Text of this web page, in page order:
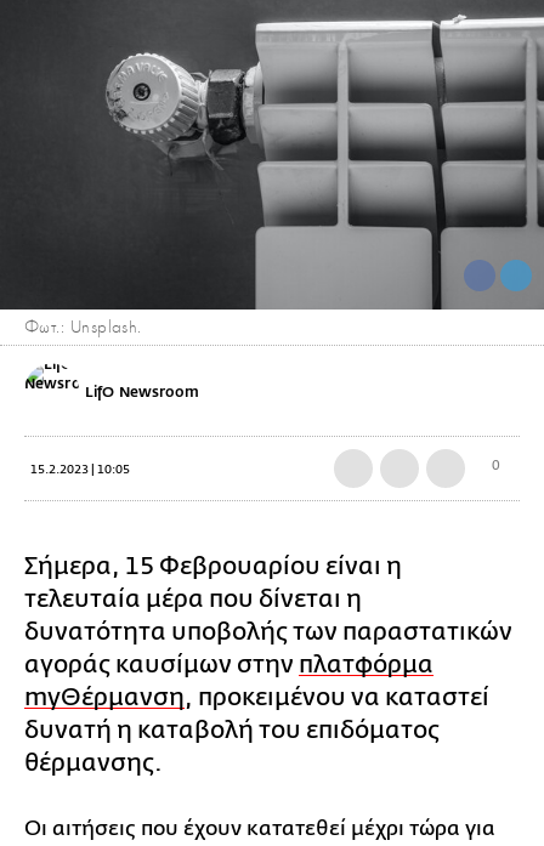
Φωτ.: Unsplash.
LifO Newsroom
15.2.2023 | 10:05 0
Σήμερα, 15 Φεβρουαρίου είναι η
τελευταία μέρα που δίνεται η
δυνατότητα υποβολής των παραστατικών
αγοράς καυσίμων στην πλατφόρμα
myΘέρμανση, προκειμένου να καταστεί
δυνατή η καταβολή του επιδόματος
θέρμανσης.
Οι αιτήσεις που έχουν κατατεθεί μέχρι τώρα για